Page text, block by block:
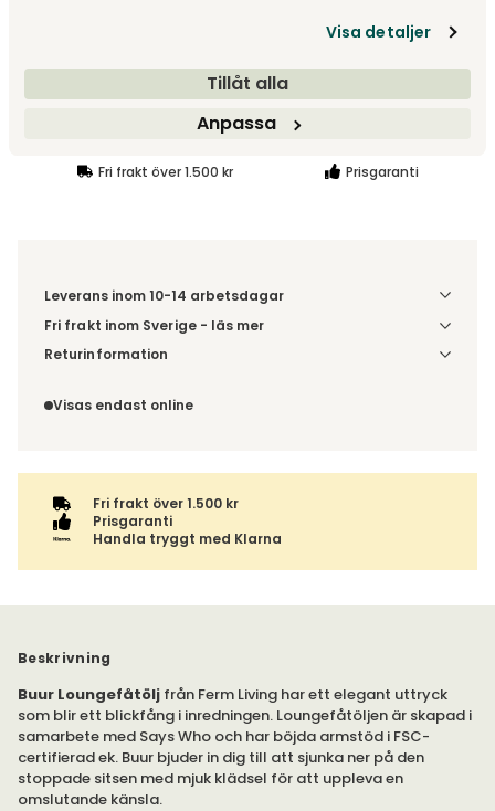
Visa detaljer
Tillåt alla
Anpassa
28 125 kr
Lägg i varukorg
Fri frakt över 1.500 kr Prisgaranti
Leverans inom 10-14 arbetsdagar
Fri frakt inom Sverige - läs mer
Denna vara skickas till din port/tomtgräns. Innan leverans
ordern tillsammans.
Returinformation
order, enligtdistansavtalslagen.
Visas endast online
Fri frakt över 1.500 kr
Prisgaranti
Handla tryggt med Klarna
Beskrivning
Buur Loungefåtölj från Ferm Living har ett elegant uttryck
som blir ett blickfång i inredningen. Loungefåtöljen är skapad i
samarbete med Says Who och har böjda armstöd i FSC-
certifierad ek. Buur bjuder in dig till att sjunka ner på den
stoppade sitsen med mjuk klädsel för att uppleva en
omslutande känsla.